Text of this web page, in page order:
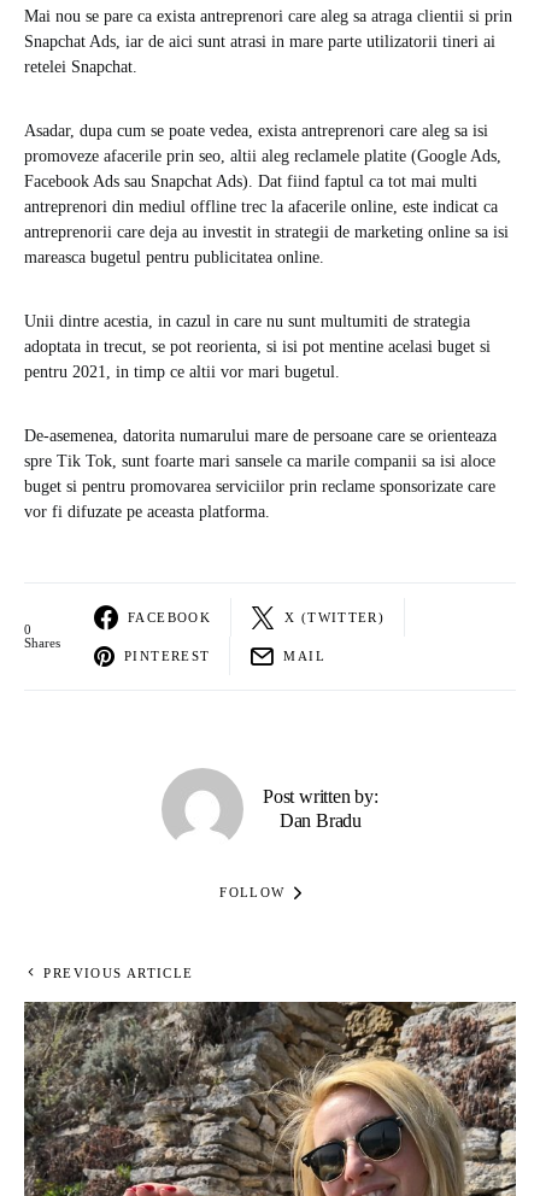
Mai nou se pare ca exista antreprenori care aleg sa atraga clientii si prin
Snapchat Ads, iar de aici sunt atrasi in mare parte utilizatorii tineri ai
retelei Snapchat.
Asadar, dupa cum se poate vedea, exista antreprenori care aleg sa isi
promoveze afacerile prin seo, altii aleg reclamele platite (Google Ads,
Facebook Ads sau Snapchat Ads). Dat fiind faptul ca tot mai multi
antreprenori din mediul offline trec la afacerile online, este indicat ca
antreprenorii care deja au investit in strategii de marketing online sa isi
mareasca bugetul pentru publicitatea online.
Unii dintre acestia, in cazul in care nu sunt multumiti de strategia
adoptata in trecut, se pot reorienta, si isi pot mentine acelasi buget si
pentru 2021, in timp ce altii vor mari bugetul.
De-asemenea, datorita numarului mare de persoane care se orienteaza
spre Tik Tok, sunt foarte mari sansele ca marile companii sa isi aloce
buget si pentru promovarea serviciilor prin reclame sponsorizate care
vor fi difuzate pe aceasta platforma.
0
Shares
FACEBOOK X (TWITTER)
PINTEREST MAIL
Post written by:
Dan Bradu
FOLLOW
PREVIOUS ARTICLE